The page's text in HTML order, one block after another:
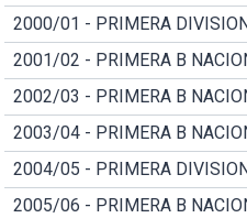
2000/01 - PRIMERA DIVISION
2001/02 - PRIMERA B
2002/03 - PRIMERA B
2003/04 - PRIMERA B
2004/05 - PRIMERA DIVISION
2005/06 - PRIMERA B